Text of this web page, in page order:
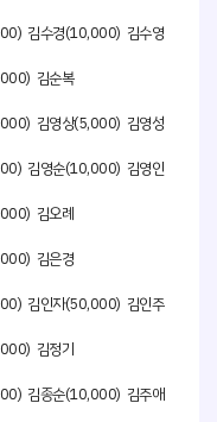
김수경(10,000) 김수영
김순복
김영상(5,000) 김영성
김영순(10,000) 김영인
김오례
김은경
김인자(50,000) 김인주
김정기
김종순(10,000) 김주애